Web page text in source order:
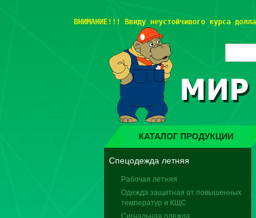
ВНИМАНИЕ!!! Ввиду неустойчивого курса
КАТАЛОГ ПРОДУКЦИИ
Спецодежда летняя
Рабочая летняя
Одежда защитная от повышенных
температур и КЩС
Сигнальная одежда